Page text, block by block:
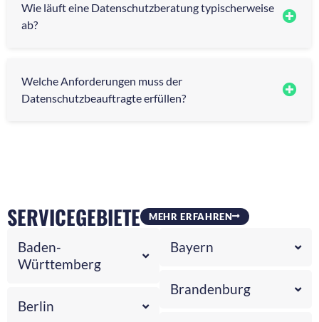
Wie läuft eine Datenschutzberatung typischerweise
ab?
Welche Anforderungen muss der
Datenschutzbeauftragte erfüllen?
SERVICEGEBIETE MEHR ERFAHREN
Baden-
Württemberg
Berlin
Bayern
Brandenburg